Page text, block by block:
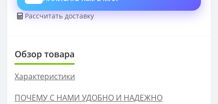
Рассчитать доставку
Обзор товара
Характеристики
ПОЧЕМУ С НАМИ УДОБНО И НАДЕЖНО